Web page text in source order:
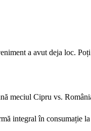
a avut deja loc.
meciul Cipru vs.
integral în consumație la